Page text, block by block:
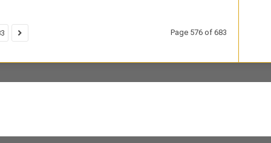
Page 576 of 683